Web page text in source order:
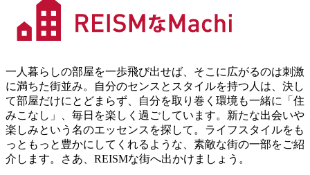
一人暮らしの部屋を一歩飛び出せば、そこに広がるのは刺激
に満ちた街並み。自分のセンスとスタイルを持つ人は、決し
て部屋だけにとどまらず、自分を取り巻く環境も一緒に「住
みこなし」、毎日を楽しく過ごしています。新たな出会いや
楽しみという名のエッセンスを探して。ライフスタイルをも
っともっと豊かにしてくれるような、素敵な街の一部をご紹
介します。さあ、REISMな街へ出かけましょう。